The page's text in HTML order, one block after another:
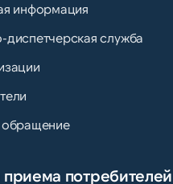
информация
диспетчерская служба
обращение
потребителей